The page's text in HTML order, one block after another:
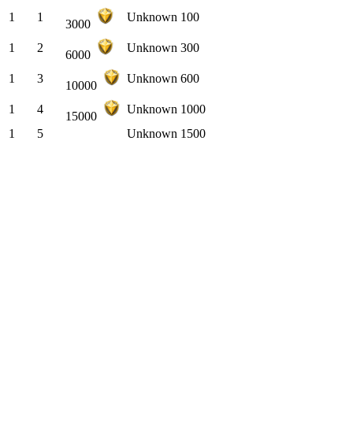
1
1
3000
Unknown 100
1 2
6000
Unknown 300
1 3
10000
Unknown 600
1 4
15000
Unknown 1000
1
5 Unknown 1500